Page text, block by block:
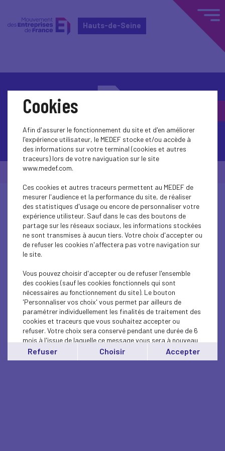
Hauts-de-Seine
Contactez-nous
© Medef Hauts-de-Seine 2026 -
Cookies
Afin d'assurer le fonctionnement du site et d'en améliorer
l'expérience utilisateur, le MEDEF stocke et/ou accède à
des informations sur votre terminal (cookies et autres
traceurs) lors de votre naviguation sur le site
www.medef.com.
Ces cookies et autres traceurs permettent au MEDEF de
mesurer l'audience et la performance du site, de réaliser
des statistiques d'usage ou encore de personnaliser votre
expérience utilisteur. Sauf dans le cas des boutons de
partage sur les réseaux sociaux, les informations stockées
ne sont transmises à aucun tiers. Votre choix d'accepter ou
de refuser les cookies n'affectera pas votre navigation sur
le site.
Vous pouvez choisir d'accepter ou de refuser l'ensemble
des cookies (sauf les cookies fonctionnels qui sont
nécessaires au fonctionnement du site). Le bouton
'Personnaliser vos choix' vous permet par ailleurs de
paramétrer individuellement les finalités de traitement des
cookies et traceurs que vous souhaitez accepter ou
refuser. Votre choix sera conservé pendant une durée de 6
mois à l'issue de laquelle ce message vous sera à nouveau
affiché..
Vous pouvez modifier votre choix à tout moment en
Refuser Choisir Accepter